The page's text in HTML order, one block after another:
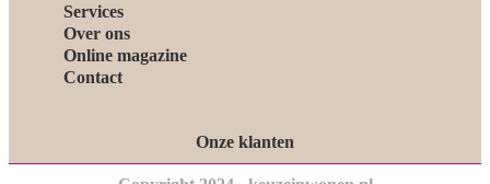
Services
Over ons
Online magazine
Contact
Onze klanten